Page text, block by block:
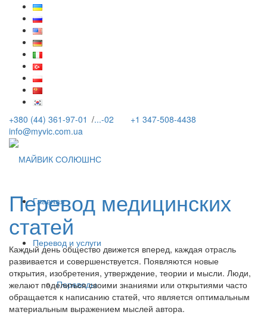
+380 (44) 361-97-01 /...-02
+1 347-508-4438
info@myvic.com.ua
Главная
Перевод и услуги
Переводы
Перевод медицинских
статей
Каждый день общество движется вперед, каждая отрасль
развивается и совершенствуется. Появляются новые
открытия, изобретения, утверждение, теории и мысли. Люди,
желают поделиться своими знаниями или открытиями часто
обращается к написанию статей, что является оптимальным
материальным выражением мыслей автора.